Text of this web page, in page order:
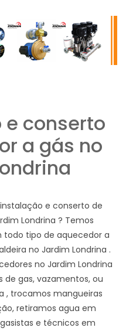
conserto
a gás no
e conserto de
Londrina ? Temos
todo tipo de aquecedor a
no Jardim Londrina .
no Jardim Londrina
gas, vazamentos, ou
, trocamos mangueiras
retiramos agua em
e técnicos em